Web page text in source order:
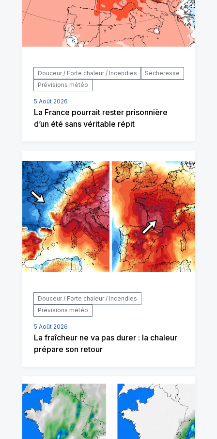
Douceur / Forte chaleur / Incendies
Sécheresse
Prévisions météo
5 Août 2026
La France pourrait rester prisonnière
d’un été sans véritable répit
Douceur / Forte chaleur / Incendies
Prévisions météo
5 Août 2026
La fraîcheur ne va pas durer : la chaleur
prépare son retour